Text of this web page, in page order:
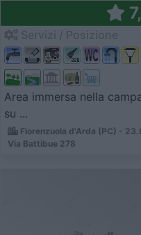
Area immersa nella
su ...
Fiorenzuola d'Arda (PC) -
Via Battibue 278